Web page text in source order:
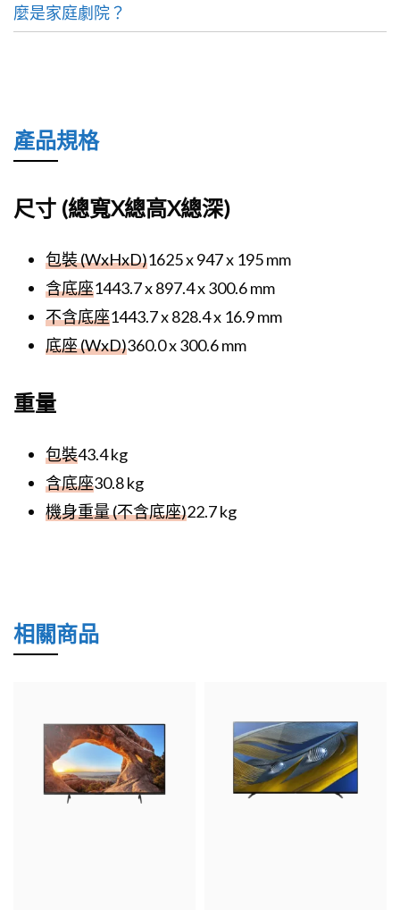
麼是家庭劇院？
產品規格
尺寸 (總寬X總高X總深)
包裝 (WxHxD)1625 x 947 x 195 mm
含底座1443.7 x 897.4 x 300.6 mm
不含底座1443.7 x 828.4 x 16.9 mm
底座 (WxD)360.0 x 300.6 mm
重量
包裝43.4 kg
含底座30.8 kg
機身重量 (不含底座)22.7 kg
相關商品